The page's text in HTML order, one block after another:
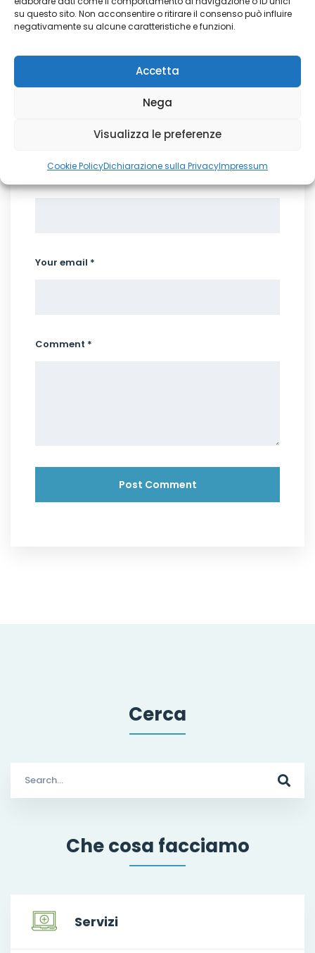
su questo sito. Non acconsentire o ritirare il consenso può influire
negativamente su alcune caratteristiche e funzioni.
Accetta
Nega
Visualizza le preferenze
Cookie PolicyDichiarazione sulla PrivacyImpressum
Write a Comment
Your email *
Comment *
Cerca
for:
Che cosa facciamo
Servizi